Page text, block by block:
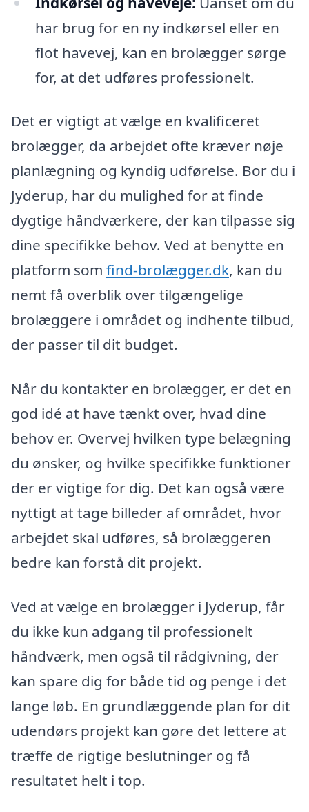
har brug for en ny indkørsel eller en
flot havevej, kan en brolægger sørge
for, at det udføres professionelt.
Det er vigtigt at vælge en kvalificeret
brolægger, da arbejdet ofte kræver nøje
planlægning og kyndig udførelse. Bor du i
Jyderup, har du mulighed for at finde
dygtige håndværkere, der kan tilpasse sig
dine specifikke behov. Ved at benytte en
platform som find-brolægger.dk, kan du
nemt få overblik over tilgængelige
brolæggere i området og indhente tilbud,
der passer til dit budget.
Når du kontakter en brolægger, er det en
god idé at have tænkt over, hvad dine
behov er. Overvej hvilken type belægning
du ønsker, og hvilke specifikke funktioner
der er vigtige for dig. Det kan også være
nyttigt at tage billeder af området, hvor
arbejdet skal udføres, så brolæggeren
bedre kan forstå dit projekt.
Ved at vælge en brolægger i Jyderup, får
du ikke kun adgang til professionelt
håndværk, men også til rådgivning, der
kan spare dig for både tid og penge i det
lange løb. En grundlæggende plan for dit
udendørs projekt kan gøre det lettere at
træffe de rigtige beslutninger og få
resultatet helt i top.